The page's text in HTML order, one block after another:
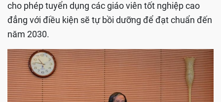
cho phép tuyển dụng các giáo viên tốt nghiệp cao
đẳng với điều kiện sẽ tự bồi dưỡng để đạt chuẩn đến
năm 2030.